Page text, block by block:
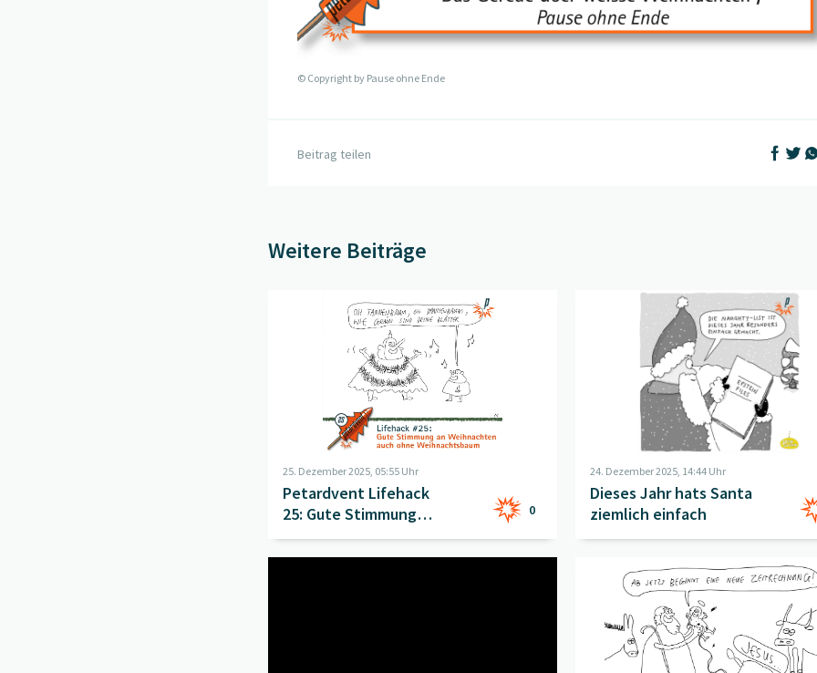
© Copyright by Pause ohne Ende
Beitrag teilen AufAuf
Weitere Beiträge
Petardvent Lifehack 25: Gute Stimmung ohne Baum! " öffnen
25. Dezember 2025, 05:55 Uhr
Petardvent Lifehack
25: Gute Stimmung
ohne Baum!
0
Dieses Jahr hats Santa
24. Dezember 2025, 14:44 Uhr
Dieses Jahr hats Santa
ziemlich einfach
Anno Domini" öffnen